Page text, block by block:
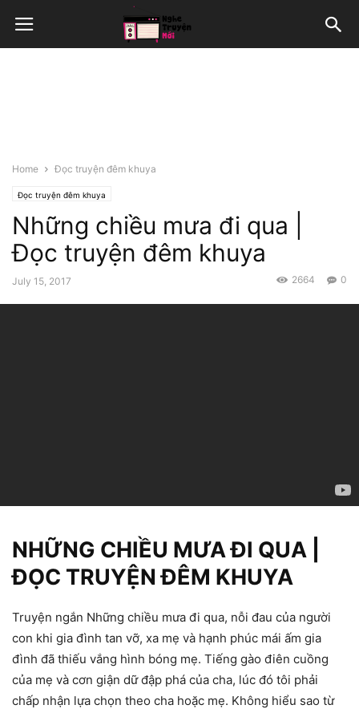
Home Đọc truyện đêm khuya
Đọc truyện đêm khuya
Những chiều mưa đi qua |
Đọc truyện đêm khuya
July 15, 2017 0
2664
NHỮNG CHIỀU MƯA ĐI QUA |
ĐỌC TRUYỆN ĐÊM KHUYA
Truyện ngắn Những chiều mưa đi qua, nỗi đau của người
con khi gia đình tan vỡ, xa mẹ và hạnh phúc mái ấm gia
đình đã thiếu vắng hình bóng mẹ. Tiếng gào điên cuồng
của mẹ và cơn giận dữ đập phá của cha, lúc đó tôi phải
chấp nhận lựa chọn theo cha hoặc mẹ. Không hiểu sao từ